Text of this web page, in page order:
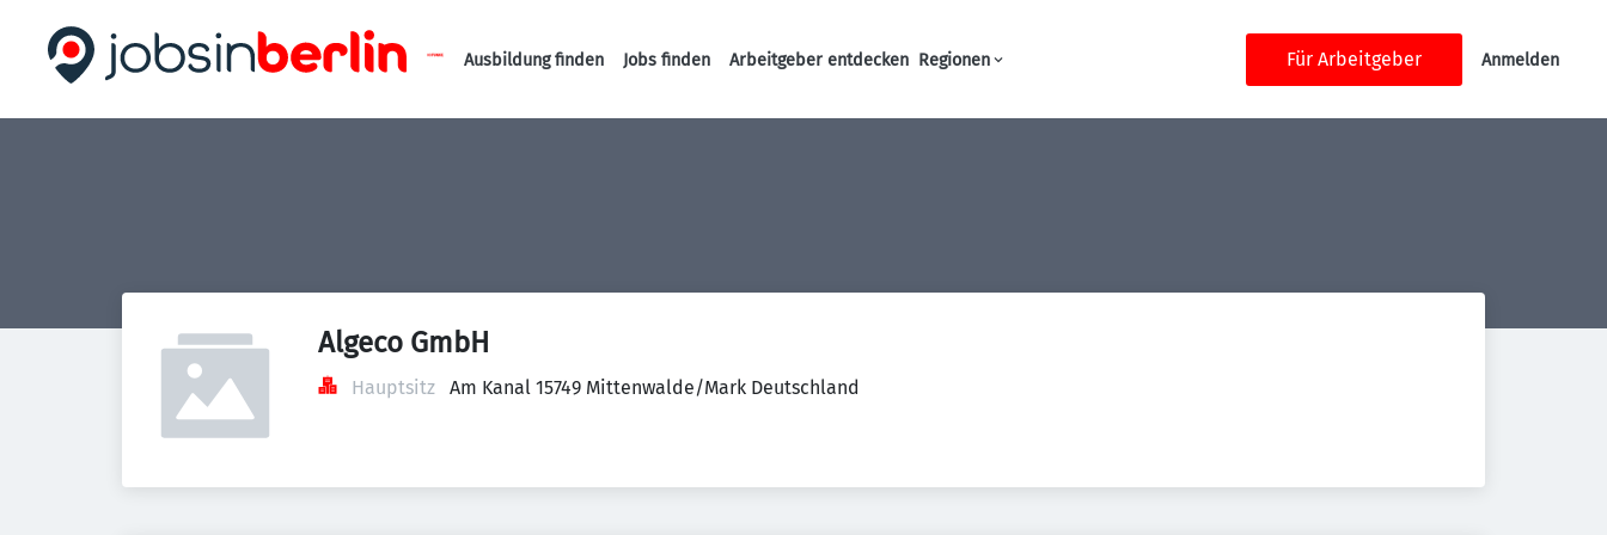
Haupt-Navigation
Ausbildung finden Jobs finden Arbeitgeber entdecken Regionen Für Arbeitgeber Anmelden
Algeco GmbH
Hauptsitz Am Kanal 15749 Mittenwalde/Mark Deutschland